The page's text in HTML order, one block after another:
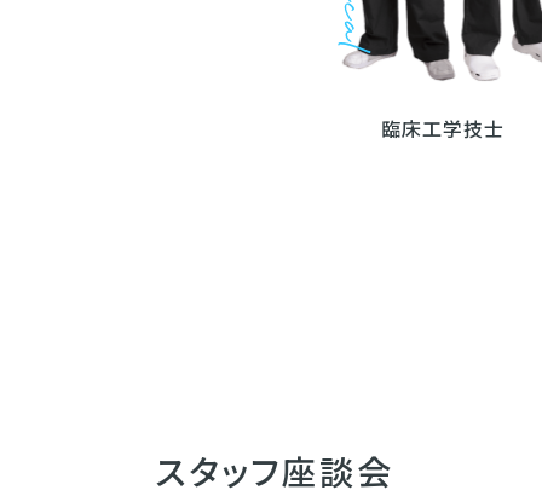
臨床工学技士
スタッフ座談会